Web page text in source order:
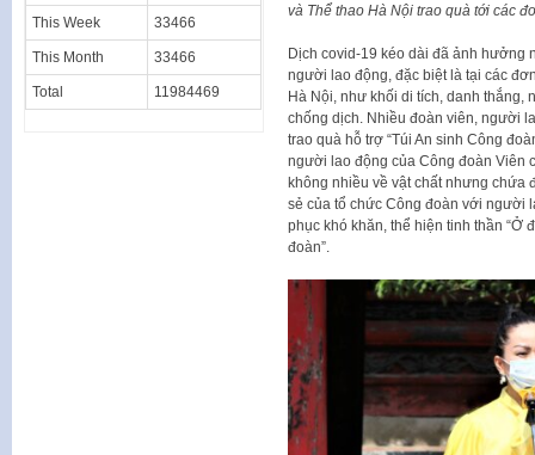
và Thể thao Hà Nội trao quà tới các
Dịch covid-19 kéo dài đã ảnh hưởng
người lao động, đặc biệt là tại các
Hà Nội, như khối di tích, danh thắng,
chống dịch. Nhiều đoàn viên, người
trao quà hỗ trợ “Túi An sinh Công
người lao động của Công đoàn Viên
không nhiều về vật chất nhưng chứa
sẻ của tổ chức Công đoàn với người
phục khó khăn, thể hiện tinh thần “Ở
đoàn”.
This Week 33466
This Month 33466
Total 11984469